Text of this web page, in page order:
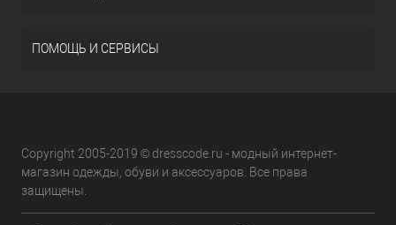
ПОМОЩЬ И СЕРВИСЫ
Copyright 2005-2019 © dresscode.ru - модный интернет-
магазин одежды, обуви и аксессуаров. Все права
защищены.